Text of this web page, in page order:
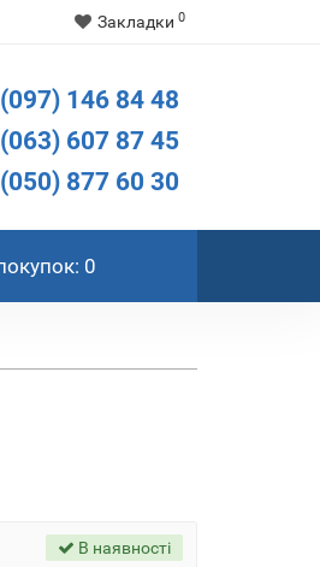
Закладки 0
(097) 146 84 48
(063) 607 87 45
(050) 877 60 30
: 0
В наявності